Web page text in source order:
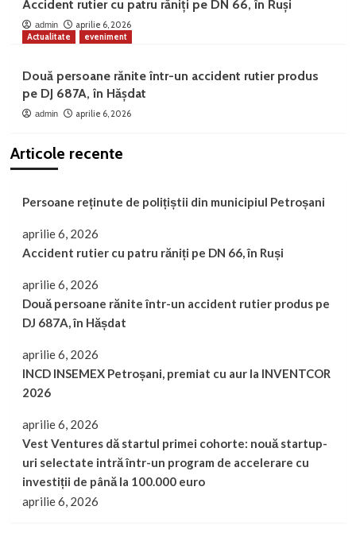
Accident rutier cu patru răniți pe DN 66, în Ruși
admin
aprilie 6, 2026
Actualitate
eveniment
Două persoane rănite într-un accident rutier produs
pe DJ 687A, în Hășdat
admin aprilie 6, 2026
Articole recente
Persoane reținute de polițiștii din municipiul Petroșani
aprilie 6, 2026
Accident rutier cu patru răniți pe DN 66, în Ruși
aprilie 6, 2026
Două persoane rănite într-un accident rutier produs pe
DJ 687A, în Hășdat
aprilie 6, 2026
INCD INSEMEX Petroșani, premiat cu aur la INVENTCOR
2026
aprilie 6, 2026
Vest Ventures dă startul primei cohorte: nouă startup-
uri selectate intră într-un program de accelerare cu
investiții de până la 100.000 euro
aprilie 6, 2026